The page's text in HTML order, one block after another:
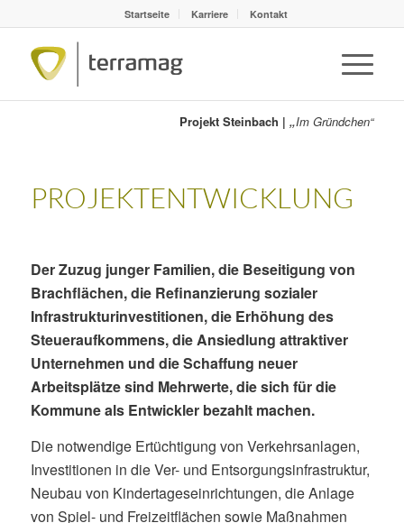
Startseite Karriere Kontakt
Projekt Steinbach | „Im Gründchen“
PROJEKTENTWICKLUNG
Der Zuzug junger Familien, die Beseitigung von
Brachflächen, die Refinanzierung sozialer
Infrastrukturinvestitionen, die Erhöhung des
Steueraufkommens, die Ansiedlung attraktiver
Unternehmen und die Schaffung neuer
Arbeitsplätze sind Mehrwerte, die sich für die
Kommune als Entwickler bezahlt machen.
Die notwendige Ertüchtigung von Verkehrsanlagen,
Investitionen in die Ver- und Entsorgungsinfrastruktur,
Neubau von Kindertageseinrichtungen, die Anlage
von Spiel- und Freizeitflächen sowie Maßnahmen